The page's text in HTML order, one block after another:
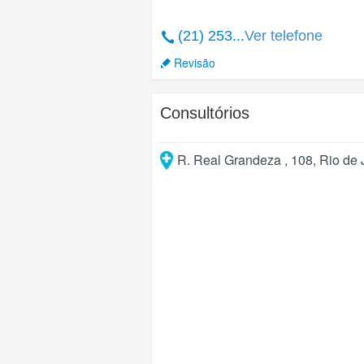
(21) 253...Ver telefone
Revisão
Consultórios
R. Real Grandeza , 108, Rio de